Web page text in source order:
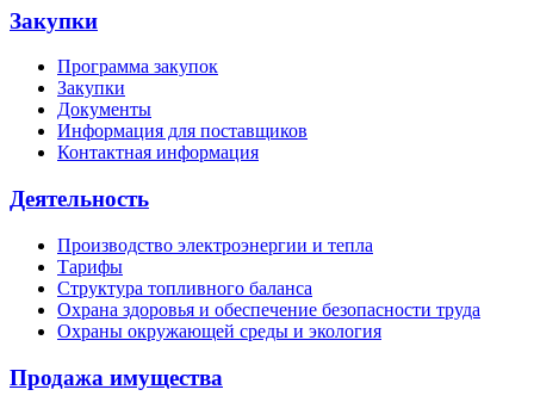
Закупки
Программа закупок
Закупки
Документы
Информация для поставщиков
Контактная информация
Деятельность
Производство электроэнергии и тепла
Тарифы
Структура топливного баланса
Охрана здоровья и обеспечение безопасности труда
Охраны окружающей среды и экология
Продажа имущества